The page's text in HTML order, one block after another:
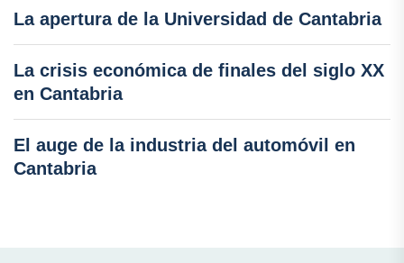
La apertura de la Universidad de Cantabria
La crisis económica de finales del siglo XX
en Cantabria
El auge de la industria del automóvil en
Cantabria